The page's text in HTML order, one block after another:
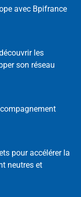
avec Bpifrance
les
son réseau
pour accélérer la
neutres et